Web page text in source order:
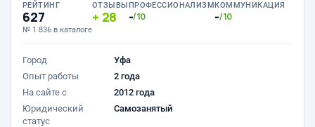
РЕЙТИНГ
627
№ 1 836 в каталоге
ОТЗЫВЫ
28
ПРОФЕССИОНАЛИЗМ
-/10
КОММУНИКАЦИЯ
-/10
Город
Уфа
Опыт работы
2 года
На сайте с
2012 года
Юридический
статус
Самозанятый